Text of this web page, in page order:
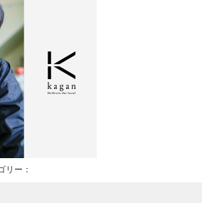
ー：